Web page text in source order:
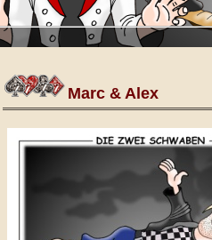
Marc & Alex